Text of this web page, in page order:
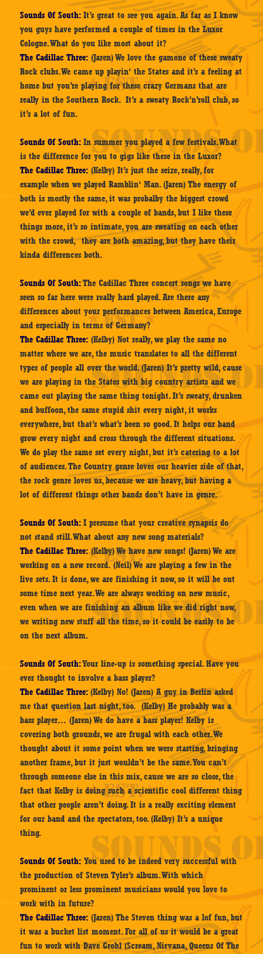
Sounds Of South:It’s great to see you again. As far as I know
you guys have performed a couple of times in the Luxor
Cologne. What do you like most about it?
The Cadillac Three: (Jaren) We love the gamone of these sweaty
Rock clubs. We came up playin‘ the States and it’s a feeling at
home but you’re playing for these crazy Germans that are
really in the Southern Rock. It’s a sweaty Rock’n’roll club, so
it’s a lot of fun.
Sounds Of South:In summer you played a few festivals. What
is the difference for you to gigs like these in the Luxor?
The Cadillac Three: (Kelby) It’s just the seize, really, for
example when we played Ramblin‘ Man. (Jaren) The energy of
both is mostly the same, it was probalby the biggest crowd
we’d ever played for with a couple of bands, but I like these
things more, it’s so intimate, you are sweating on each other
with the crowd, they are both amazing, but they have their
kinda differences both.
Sounds Of South:The Cadillac Three concert songs we have
seen so far here were really hard played. Are there any
differences about your performances between America, Europe
and especially in terms of Germany?
The Cadillac Three: (Kelby) Not really, we play the same no
matter where we are, the music translates to all the different
types of people all over the world. (Jaren) It’s pretty wild, cause
we are playing in the States with big country artists and we
came out playing the same thing tonight. It’s sweaty, drunken
and buffoon, the same stupid shit every night, it works
everywhere, but that’s what’s been so good. It helps our band
grow every night and cross through the different situations.
We do play the same set every night, but it’s catering to a lot
of audiences. The Country genre loves our heavier side of that,
the rock genre loves us, because we are heavy, but having a
lot of different things other bands don’t have in genre.
Sounds Of South:I presume that your creative synapsis do
not stand still. What about any new song materials?
The Cadillac Three:(Kelby) We have new songs! (Jaren) We are
working on a new record. (Neil) We are playing a few in the
live sets. It is done, we are finishing it now, so it will be out
some time next year. We are always working on new music,
even when we are finishing an album like we did right now,
we writing new stuff all the time, so it could be easily to be
on the next album.
Sounds Of South:Your line-up is something special. Have you
ever thought to involve a bass player?
The Cadillac Three:(Kelby) No! (Jaren) A guy in Berlin asked
me that question last night, too. (Kelby) He probably was a
bass player… (Jaren) We do have a bass player! Kelby is
covering both grounds, we are frugal with each other. We
thought about it some point when we were starting, bringing
another frame, but it just wouldn’t be the same. You can’t
through someone else in this mix, cause we are so close, the
fact that Kelby is doing such a scientific cool different thing
that other people aren’t doing. It is a really exciting element
for our band and the spectators, too. (Kelby) It’s a unique
thing.
Sounds Of South:You used to be indeed very successful with
the production of Steven Tyler’s album. With which
prominent or less prominent musicians would you love to
work with in future?
The Cadillac Three: (Jaren) The Steven thing was a lof fun, but
it was a bucket list moment. For all of us it would be a great
fun to work with Dave Grohl (Scream, Nirvana, Queens Of The